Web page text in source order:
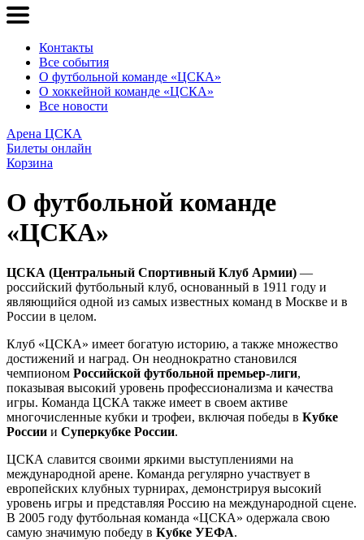
Контакты
Все события
О футбольной команде «ЦСКА»
О хоккейной команде «ЦСКА»
Все новости
Арена ЦСКА
Билеты онлайн
Корзина
О футбольной команде
«ЦСКА»
ЦСКА (Центральный Спортивный Клуб Армии) —
российский футбольный клуб, основанный в 1911 году и
являющийся одной из самых известных команд в Москве и в
России в целом.
Клуб «ЦСКА» имеет богатую историю, а также множество
достижений и наград. Он неоднократно становился
чемпионом Российской футбольной премьер-лиги,
показывая высокий уровень профессионализма и качества
игры. Команда ЦСКА также имеет в своем активе
многочисленные кубки и трофеи, включая победы в Кубке
России и Суперкубке России.
ЦСКА славится своими яркими выступлениями на
международной арене. Команда регулярно участвует в
европейских клубных турнирах, демонстрируя высокий
уровень игры и представляя Россию на международной сцене.
В 2005 году футбольная команда «ЦСКА» одержала свою
самую значимую победу в Кубке УЕФА.